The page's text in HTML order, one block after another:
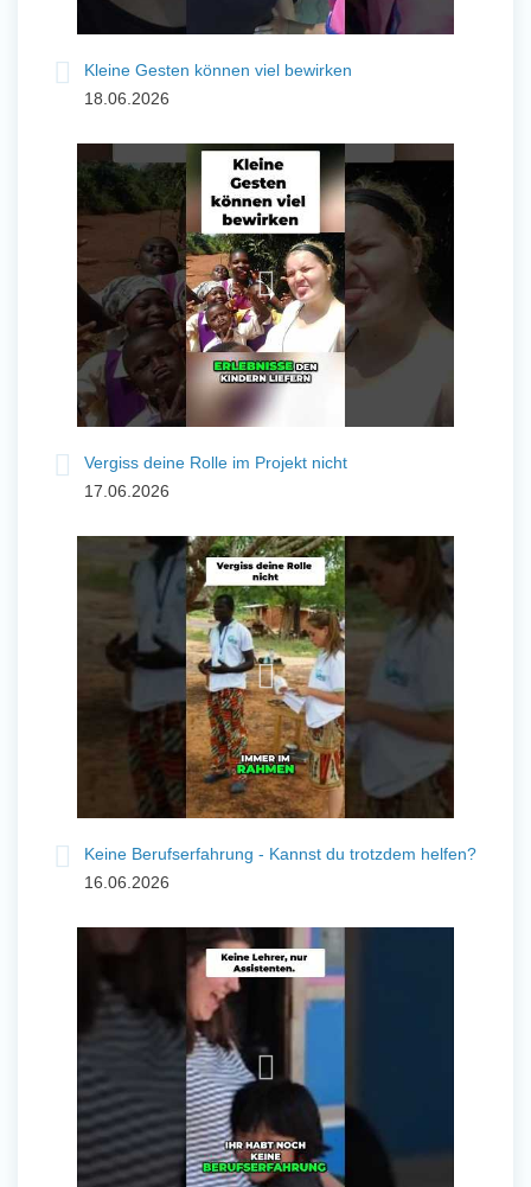
Kleine Gesten können viel bewirken
18.06.2026
Vergiss deine Rolle im Projekt nicht
17.06.2026
Keine Berufserfahrung - Kannst du trotzdem helfen?
16.06.2026